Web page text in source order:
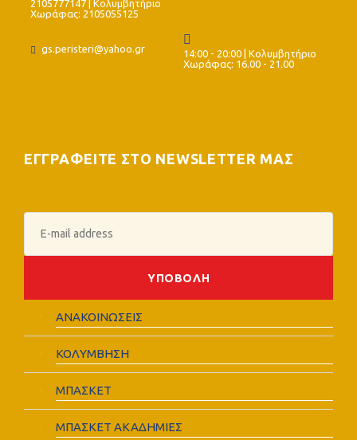
2105777147 | Κολυμβητήριο
Χωράφας: 2105055125
gs.peristeri@yahoo.gr
14:00 - 20:00 | Κολυμβητήριο
Χωράφας: 16.00 - 21.00
ΕΓΓΡΑΦΕΙΤΕ ΣΤΟ NEWSLETTER ΜΑΣ
ΑΝΑΚΟΙΝΩΣΕΙΣ
ΚΟΛΥΜΒΗΣΗ
ΜΠΑΣΚΕΤ
ΜΠΑΣΚΕΤ ΑΚΑΔΗΜΙΕΣ